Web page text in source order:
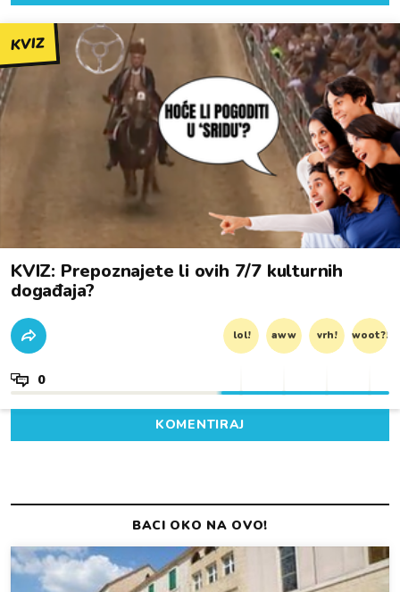
KVIZ
KVIZ: Prepoznajete li ovih 7/7 kulturnih
događaja?
lol! aww vrh! woot?!
0
KOMENTIRAJ